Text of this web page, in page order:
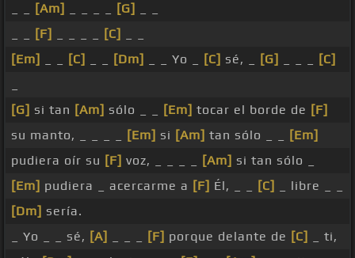
[Am] [G]
[F] [C]
[Em]
[C] [Dm] _ _ Yo _ [C] sé, _ [G]
[C]
[G] si tan [Am] sólo _ _ [Em] tocar el borde de [F]
su manto, _ _ _ _
[Em] si [Am] tan sólo _ _
[Em]
pudiera oír su [F] voz, _ _ _ _ [Am] si tan sólo _
[Em] pudiera _ acercarme a [F] Él, _ _ [C]
_ libre _ _
[Dm] sería.
_ Yo _ _ sé, [A] [F] porque delante de [C]
_ ti,